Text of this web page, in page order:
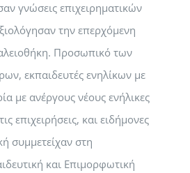
γνώσεις επιχειρηματικών
την επερχόμενη
Προσωπικό των
εκπαιδευτές ενηλίκων με
με ανέργους νέους ενήλικες
επιχειρήσεις, και ειδήμονες
συμμετείχαν στη
και Επιμορφωτική